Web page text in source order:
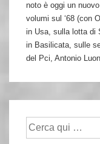
noto è oggi un
volumi sul ‘68 (con
in Usa, sulla lotta di
in Basilicata, sulle
del Pci, Antonio
Cerca: